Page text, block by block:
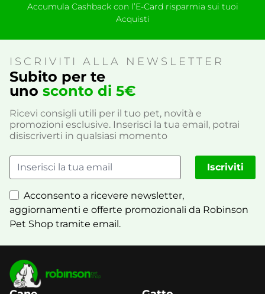
Accumula Cashback con l’E-Card risparmia sui tuoi
Acquisti
ISCRIVITI ALLA NEWSLETTER
Subito per te
uno sconto di 5€
Ricevi consigli utili per il tuo pet, novità e
promozioni esclusive. Inserisci la tua email, potrai
disiscriverti in qualsiasi momento
Acconsento a ricevere newsletter,
aggiornamenti e offerte promozionali da Robinson
Pet Shop tramite email.
Iscriviti